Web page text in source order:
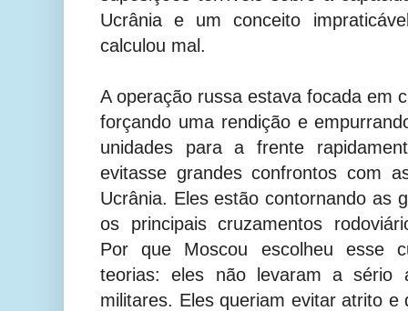
Ucrânia e um conceito
calculou mal.
A operação russa estava focada em
forçando uma rendição e
unidades para a frente
evitasse grandes confrontos com
Ucrânia. Eles estão contornando as
os principais cruzamentos
Por que Moscou escolheu esse
teorias: eles não levaram a sério
militares. Eles queriam evitar atrito e